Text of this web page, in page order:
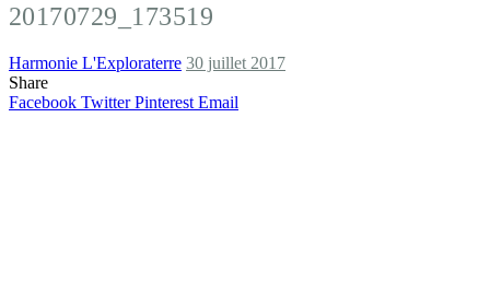
20170729_173519
Harmonie L'Exploraterre 30 juillet 2017
Share
Facebook Twitter Pinterest Email